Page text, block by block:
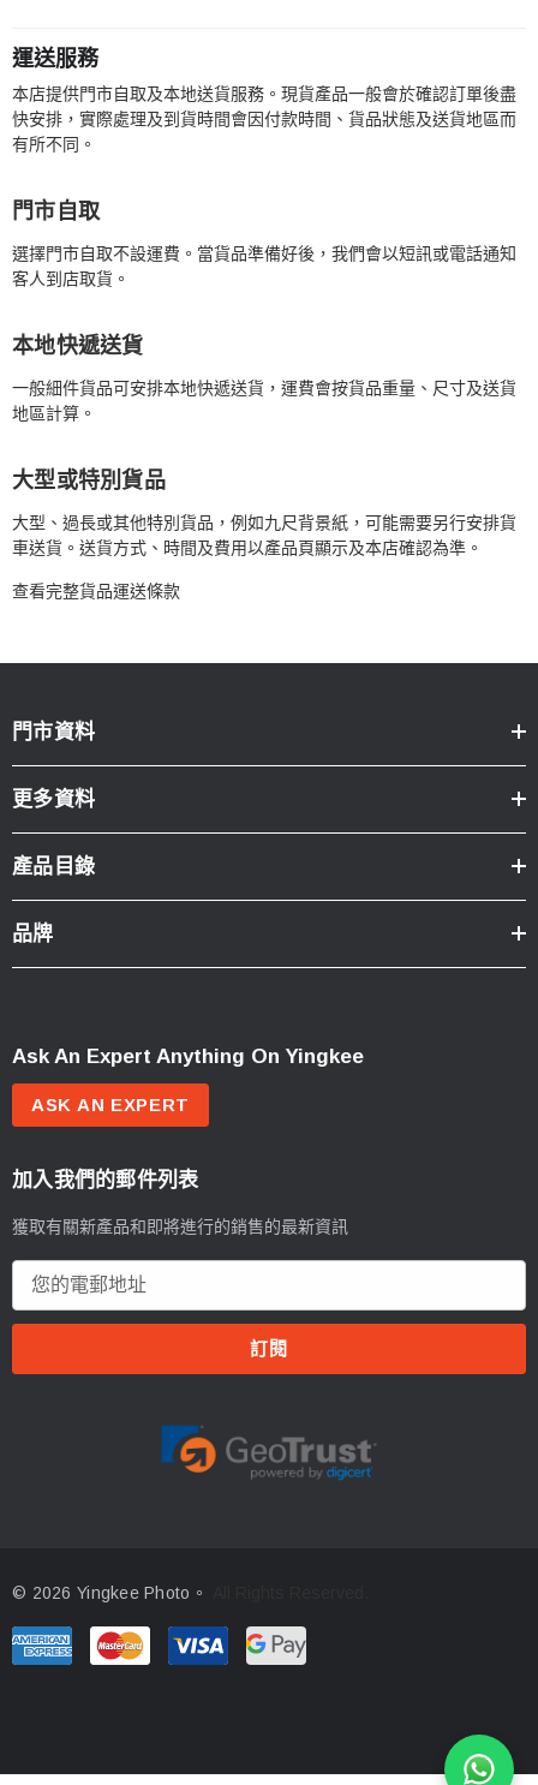
運送服務
本店提供門市自取及本地送貨服務。現貨產品一般會於確認訂單後盡
快安排，實際處理及到貨時間會因付款時間、貨品狀態及送貨地區而
有所不同。
門市自取
選擇門市自取不設運費。當貨品準備好後，我們會以短訊或電話通知
客人到店取貨。
本地快遞送貨
一般細件貨品可安排本地快遞送貨，運費會按貨品重量、尺寸及送貨
地區計算。
大型或特別貨品
大型、過長或其他特別貨品，例如九尺背景紙，可能需要另行安排貨
車送貨。送貨方式、時間及費用以產品頁顯示及本店確認為準。
查看完整貨品運送條款
門市資料
更多資料
產品目錄
品牌
Ask An Expert Anything On Yingkee
ASK AN EXPERT
加入我們的郵件列表
獲取有關新產品和即將進行的銷售的最新資訊
郵
© 2026 Yingkee Photo。